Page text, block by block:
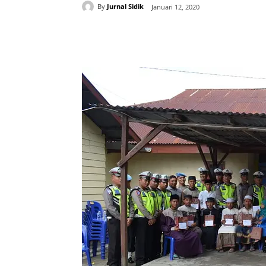
By Jurnal Sidik Januari 12, 2020